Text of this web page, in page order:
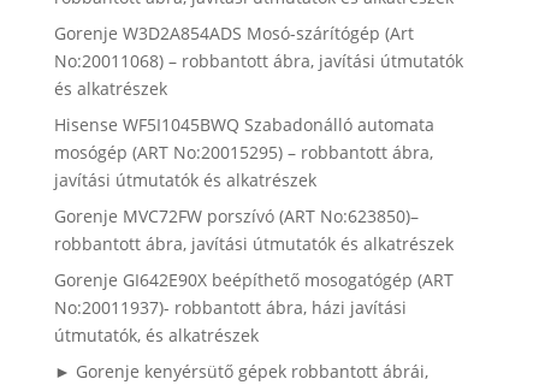
Gorenje W3D2A854ADS Mosó-szárítógép (Art
No:20011068) – robbantott ábra, javítási útmutatók
és alkatrészek
Hisense WF5I1045BWQ Szabadonálló automata
mosógép (ART No:20015295) – robbantott ábra,
javítási útmutatók és alkatrészek
Gorenje MVC72FW porszívó (ART No:623850)–
robbantott ábra, javítási útmutatók és alkatrészek
Gorenje GI642E90X beépíthető mosogatógép (ART
No:20011937)- robbantott ábra, házi javítási
útmutatók, és alkatrészek
► Gorenje kenyérsütő gépek robbantott ábrái,